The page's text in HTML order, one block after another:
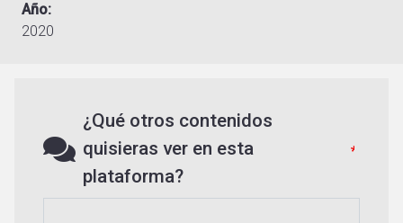
Año
2020
¿Qué otros contenidos
quisieras ver en esta
plataforma?